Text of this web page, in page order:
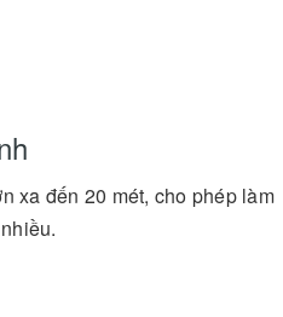
xa đến 20 mét, cho phép làm